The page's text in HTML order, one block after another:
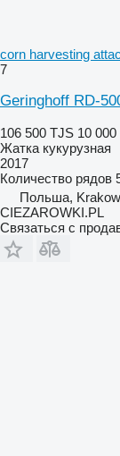
corn harvesting
7
Geringhoff RD-
106 500 TJS 10 000
Жатка кукурузная
2017
Количество рядов
Польша, Krakow
CIEZAROWKI.PL
Связаться с